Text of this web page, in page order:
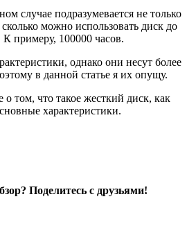
случае подразумевается не только
можно использовать диск до
примеру, 100000 часов.
однако они несут более
в данной статье я их опущу.
о том, что такое жесткий диск, как
характеристики.
Поделитесь с друзьями!